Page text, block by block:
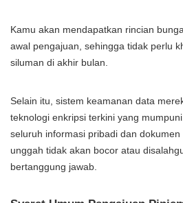
Kamu akan mendapatkan rincian
awal pengajuan, sehingga tidak perlu
siluman di akhir bulan.
Selain itu, sistem keamanan data
teknologi enkripsi terkini yang
seluruh informasi pribadi dan
unggah tidak akan bocor atau
bertanggung jawab.